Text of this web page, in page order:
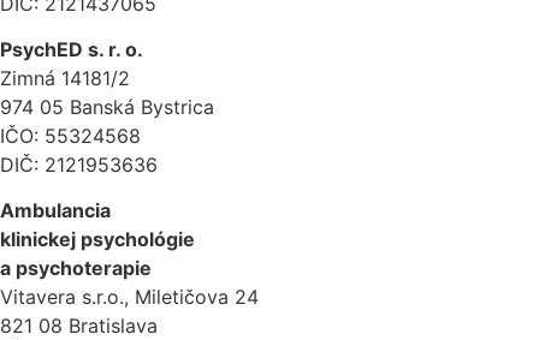
PsychED s. r. o.
Zimná 14181/2
974 05 Banská Bystrica
IČO: 55324568
DIČ: 2121953636
Ambulancia
klinickej psychológie
a psychoterapie
Vitavera s.r.o., Miletičova 24
821 08 Bratislava